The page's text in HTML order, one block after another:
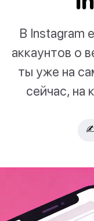
В Instagram
аккаунтов о
ты уже на
сейчас, на
✍️